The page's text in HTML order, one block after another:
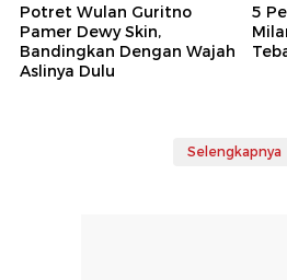
Potret Wulan Guritno
Pamer Dewy Skin,
Bandingkan Dengan Wajah
Aslinya Dulu
5
Selengkapnya